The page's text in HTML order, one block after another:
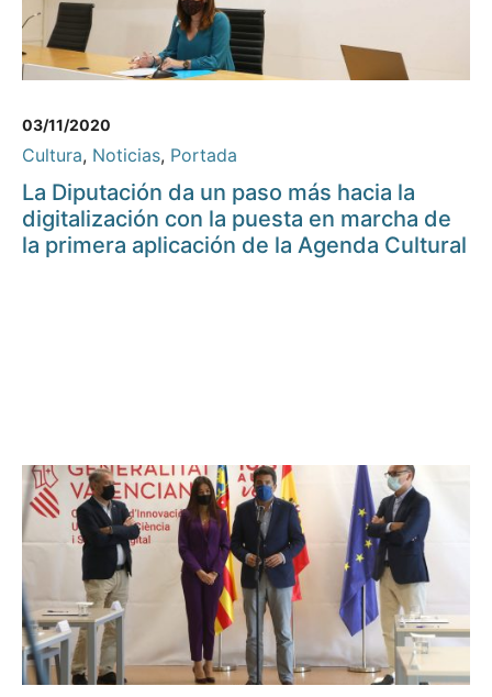
03/11/2020
Cultura, Noticias, Portada
La Diputación da un paso más hacia la
digitalización con la puesta en marcha de
la primera aplicación de la Agenda Cultural